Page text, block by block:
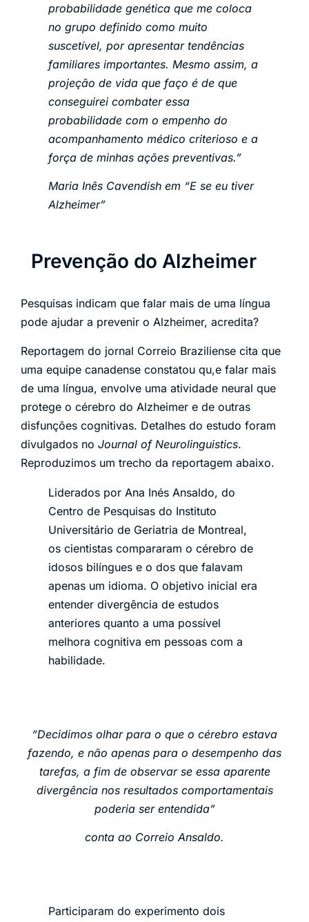
probabilidade genética que me coloca
no grupo definido como muito
suscetível, por apresentar tendências
familiares importantes. Mesmo assim, a
projeção de vida que faço é de que
conseguirei combater essa
probabilidade com o empenho do
acompanhamento médico criterioso e a
força de minhas ações preventivas.”
Maria Inês Cavendish em “E se eu tiver
Alzheimer”
Prevenção do Alzheimer
Pesquisas indicam que falar mais de uma língua
pode ajudar a prevenir o Alzheimer, acredita?
Reportagem do jornal Correio Braziliense cita que
uma equipe canadense constatou qu,e falar mais
de uma língua, envolve uma atividade neural que
protege o cérebro do Alzheimer e de outras
disfunções cognitivas. Detalhes do estudo foram
divulgados no Journal of Neurolinguistics.
Reproduzimos um trecho da reportagem abaixo.
Liderados por Ana Inés Ansaldo, do
Centro de Pesquisas do Instituto
Universitário de Geriatria de Montreal,
os cientistas compararam o cérebro de
idosos bilíngues e o dos que falavam
apenas um idioma. O objetivo inicial era
entender divergência de estudos
anteriores quanto a uma possível
melhora cognitiva em pessoas com a
habilidade.
“Decidimos olhar para o que o cérebro estava
fazendo, e não apenas para o desempenho das
tarefas, a fim de observar se essa aparente
divergência nos resultados comportamentais
poderia ser entendida”
conta ao Correio Ansaldo.
Participaram do experimento dois